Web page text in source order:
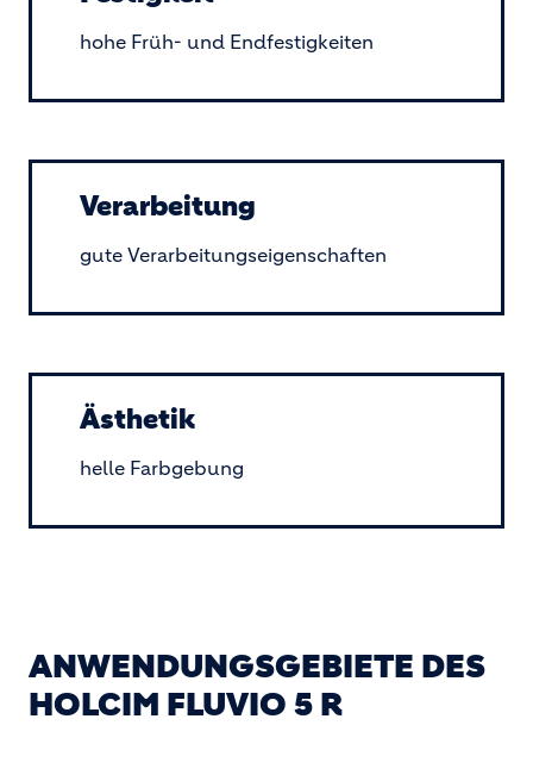
hohe Früh- und Endfestigkeiten
Verarbeitung
gute Verarbeitungseigenschaften
Ästhetik
helle Farbgebung
ANWENDUNGSGEBIETE DES
HOLCIM FLUVIO 5 R